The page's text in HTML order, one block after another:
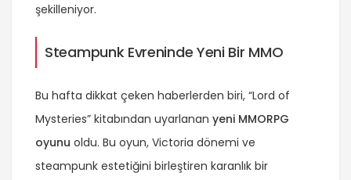
şekilleniyor.
Steampunk Evreninde Yeni Bir MMO
Bu hafta dikkat çeken haberlerden biri, “Lord of
Mysteries” kitabından uyarlanan yeni MMORPG
oyunu oldu. Bu oyun, Victoria dönemi ve
steampunk estetiğini birleştiren karanlık bir